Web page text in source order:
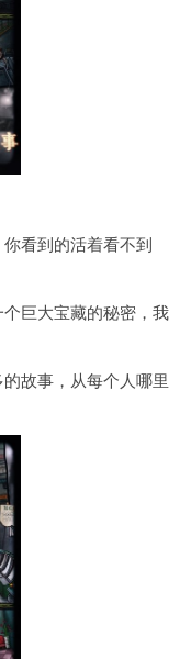
看到的活着看不到
巨大宝藏的秘密，我
故事，从每个人哪里